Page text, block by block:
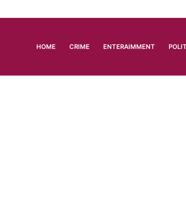
HOME CRIME ENTERAIMMENT